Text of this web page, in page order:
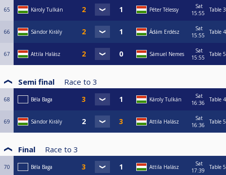
65 Károly Tulkán Péter Télessy
Sat
15:55
Table 3
66 Sándor Király Ádám Erdész
Sat
15:55
Table 4
67 Attila Halász Sámuel Nemes
Sat
15:55
Table 5
Semi final Race to 3
68 Béla Baga Károly Tulkán
Sat
16:36
Table 4
69 Sándor Király Attila Halász
Sat
16:36
Table 5
Final Race to 3
70 Béla Baga Attila Halász
Sat
17:39
Table 5